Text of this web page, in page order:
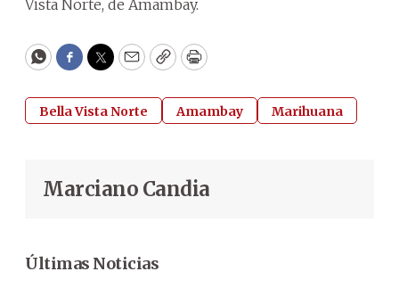
Vista Norte, de Amambay.
WhatsApp
Facebook
Twitter
EmailCopyPrint
Bella Vista Norte Amambay Marihuana
Marciano Candia
Últimas Noticias